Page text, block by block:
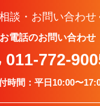
談・お問い合わせ
お電話のお問い合わせ
011-772-
時間：平日10:00〜